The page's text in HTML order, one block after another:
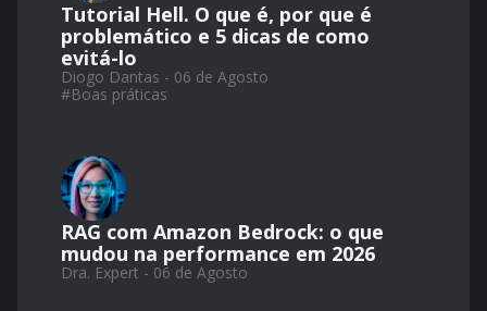
Tutorial Hell. O que é, por que é
problemático e 5 dicas de como
evitá-lo
Diogo Dantas - 06 de Agosto
#Boas práticas
RAG com Amazon Bedrock: o que
mudou na performance em 2026
Dra. Expert - 06 de Agosto